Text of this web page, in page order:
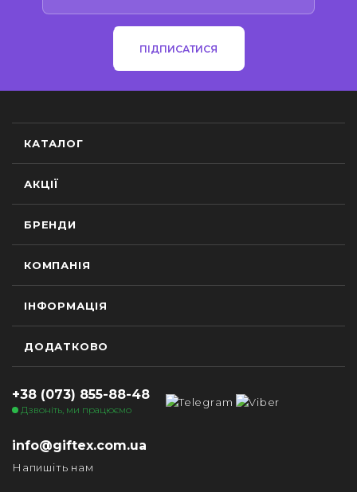
ПІДПИСАТИСЯ
КАТАЛОГ
АКЦІЇ
БРЕНДИ
КОМПАНІЯ
ІНФОРМАЦІЯ
ДОДАТКОВО
+38 (073) 855-88-48
Дзвоніть, ми працюємо
info@giftex.com.ua
Напишіть нам